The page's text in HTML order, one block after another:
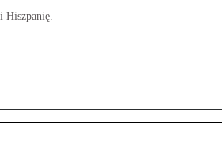
Hiszpanię.